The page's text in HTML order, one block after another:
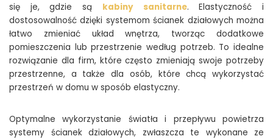
się je, gdzie są kabiny sanitarne. Elastyczność i
dostosowalność dzięki systemom ścianek działowych można
łatwo zmieniać układ wnętrza, tworząc dodatkowe
pomieszczenia lub przestrzenie według potrzeb. To idealne
rozwiązanie dla firm, które często zmieniają swoje potrzeby
przestrzenne, a także dla osób, które chcą wykorzystać
przestrzeń w domu w sposób elastyczny.
Optymalne wykorzystanie światła i przepływu powietrza
systemy ścianek działowych, zwłaszcza te wykonane ze